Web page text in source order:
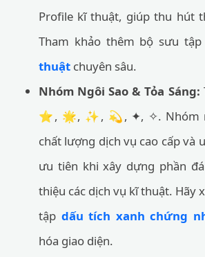
Profile kĩ thuật, giúp thu hút
Tham khảo thêm bộ sưu tập
thuật chuyên sâu.
Nhóm Ngôi Sao & Tỏa Sáng:
⭐, 🌟, ✨, 💫, ✦, ✧. Nhóm
chất lượng dịch vụ cao cấp và
ưu tiên khi xây dựng phần
thiệu các dịch vụ kĩ thuật. Hãy
tập dấu tích xanh chứng
hóa giao diện.